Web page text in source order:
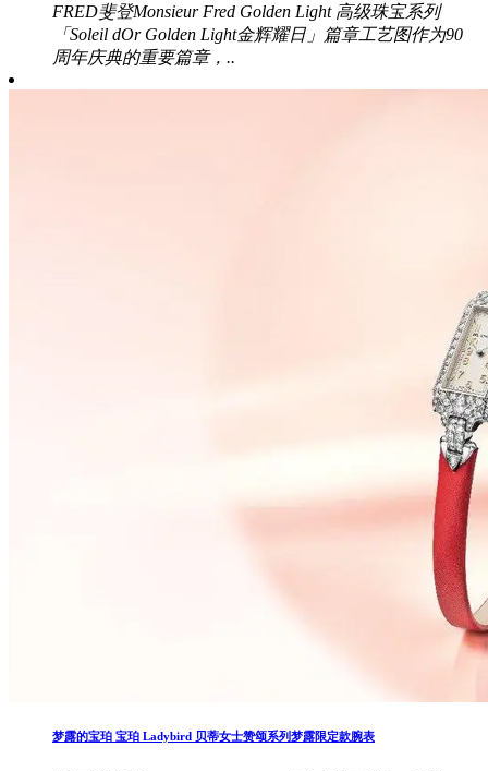
FRED斐登Monsieur Fred Golden Light 高级珠宝系列
「Soleil dOr Golden Light金辉耀日」篇章工艺图作为90
周年庆典的重要篇章，..
梦露的宝珀 宝珀 Ladybird 贝蒂女士赞颂系列梦露限定款腕表